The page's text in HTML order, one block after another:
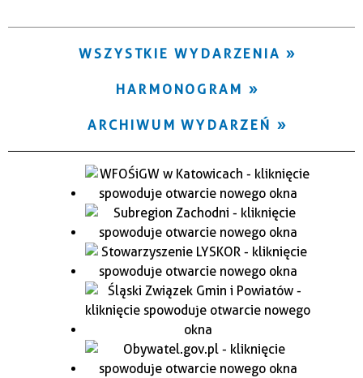
WSZYSTKIE WYDARZENIA
HARMONOGRAM
ARCHIWUM WYDARZEŃ